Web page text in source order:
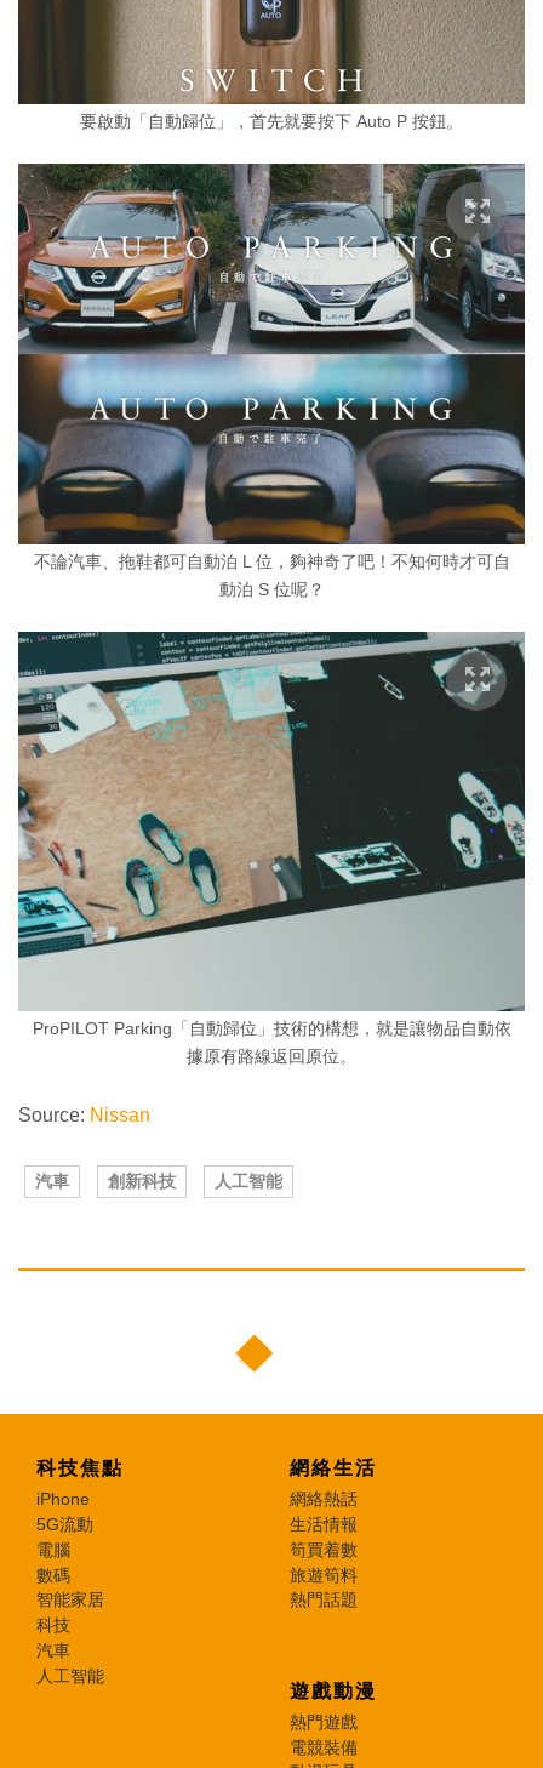
要啟動「自動歸位」，首先就要按下 Auto P 按鈕。
不論汽車、拖鞋都可自動泊 L 位，夠神奇了吧！不知何時才可自
動泊 S 位呢？
ProPILOT Parking「自動歸位」技術的構想，就是讓物品自動依
據原有路線返回原位。
Source: Nissan
汽車 創新科技 人工智能
科技焦點
iPhone
5G流動
電腦
數碼
智能家居
科技
汽車
人工智能
網絡生活
網絡熱話
生活情報
筍買着數
旅遊筍料
熱門話題
遊戲動漫
熱門遊戲
電競裝備